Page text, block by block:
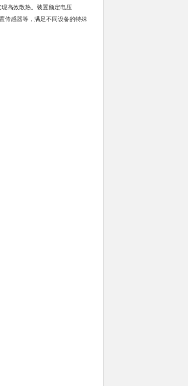
高效散热。装置额定电压
传感器等，满足不同设备的特殊